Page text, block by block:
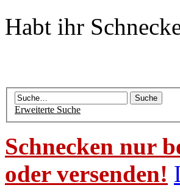
Habt ihr
Erweiterte Suche
Schnecken nur
oder versenden!